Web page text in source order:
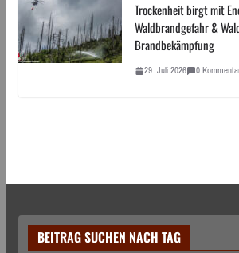
Trockenheit birgt mit
Waldbrandgefahr &
Brandbekämpfung
29. Juli 2026 0
BEITRAG SUCHEN NACH TAG